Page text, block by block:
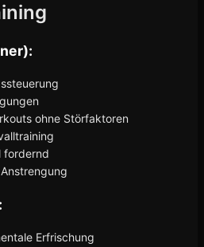
ohne Störfaktoren
fordernd
Erfrischung